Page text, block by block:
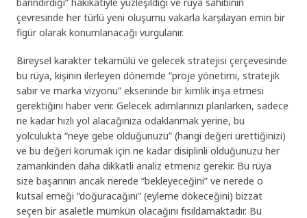
çevresinde her türlü yeni oluşumu vakarla karşılayan emin bir
figür olarak konumlanacağı vurgulanır.
Bireysel karakter tekamülü ve gelecek stratejisi çerçevesinde
bu rüya, kişinin ilerleyen dönemde “proje yönetimi, stratejik
sabır ve marka vizyonu” ekseninde bir kimlik inşa etmesi
gerektiğini haber verir. Gelecek adımlarınızı planlarken, sadece
ne kadar hızlı yol alacağınıza odaklanmak yerine, bu
yolculukta “neye gebe olduğunuzu” (hangi değeri ürettiğinizi)
ve bu değeri korumak için ne kadar disiplinli olduğunuzu her
zamankinden daha dikkatli analiz etmeniz gerekir. Bu rüya
size başarının ancak nerede “bekleyeceğini” ve nerede o
kutsal emeği “doğuracağını” (eyleme dökeceğini) bizzat
seçen bir asaletle mümkün olacağını fısıldamaktadır. Bu